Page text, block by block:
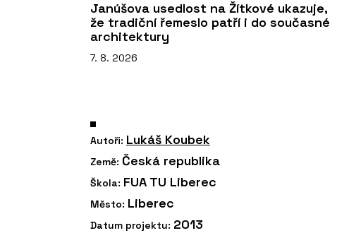
Janúšova usedlost na Žítkové ukazuje,
že tradiční řemeslo patří i do současné
architektury
7. 8. 2026
Autoři: Lukáš Koubek
Země: Česká republika
Škola: FUA TU Liberec
Město: Liberec
Datum projektu: 2013